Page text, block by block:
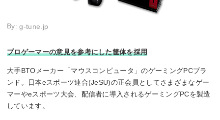
By:g-tune.jp
プロゲーマーの意見を参考にした筐体を採用
大手BTOメーカー「マウスコンピュータ」のゲーミングPCブラ
ンド。日本eスポーツ連合(JeSU)の正会員としてさまざまなゲー
マーやeスポーツ大会、配信者に導入されるゲーミングPCを製造
しています。